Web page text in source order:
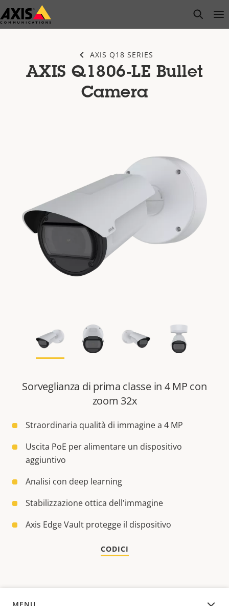
Salta
al
open
AXIS Q18 SERIES
AXIS Q1806-LE Bullet
Camera
Sorveglianza di prima classe in 4 MP con
zoom 32x
Straordinaria qualità di immagine a 4 MP
Uscita PoE per alimentare un dispositivo
aggiuntivo
Analisi con deep learning
Stabilizzazione ottica dell'immagine
Axis Edge Vault protegge il dispositivo
CODICI